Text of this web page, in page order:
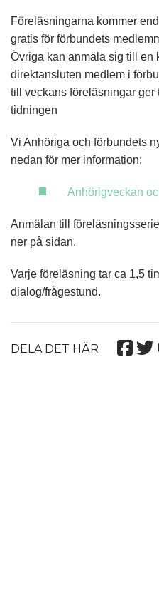
Föreläsningarna kommer
gratis för förbundets
Övriga kan anmäla sig till en
direktansluten medlem i
till veckans föreläsningar
tidningen
Vi Anhöriga och förbundets
nedan för mer information;
Anhörigveckan
Anmälan till
ner på sidan.
Varje föreläsning tar ca 1,5
dialog/frågestund.
DELA DET HÄR